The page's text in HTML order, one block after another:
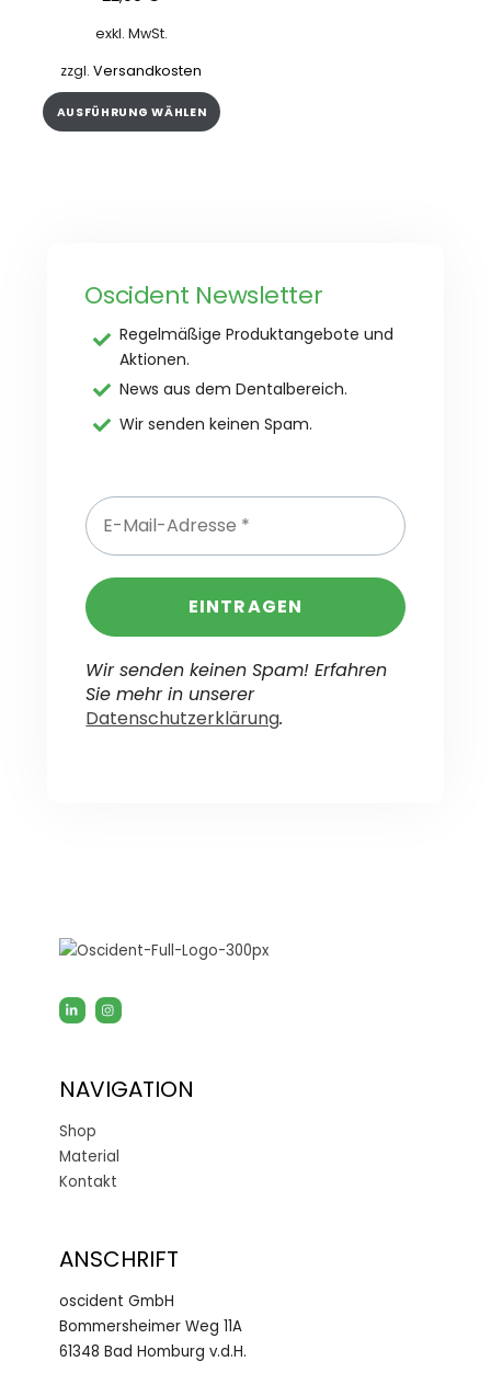
exkl. MwSt.
zzgl.Versandkosten
AUSFÜHRUNG WÄHLEN
Dieses
können
auf
Produktseite
werden
Oscident Newsletter
Regelmäßige Produktangebote und
Aktionen.
News aus dem Dentalbereich.
Wir senden keinen Spam.
Wir senden keinen Spam! Erfahren
Sie mehr in unserer
Datenschutzerklärung.
NAVIGATION
Shop
Material
Kontakt
ANSCHRIFT
oscident GmbH
Bommersheimer Weg 11A
61348 Bad Homburg v.d.H.